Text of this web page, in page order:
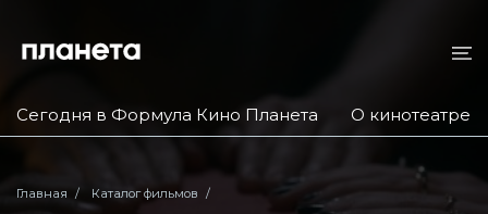
Сегодня в Формула Кино Планета О кинотеатре
Главная Каталог фильмов